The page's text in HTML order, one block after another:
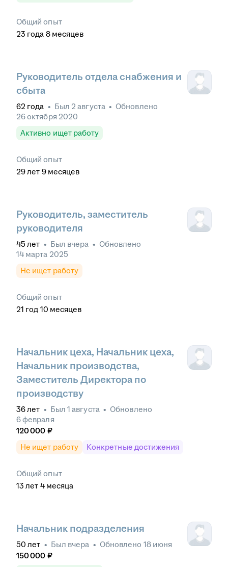
Общий опыт
23 года 8 месяцев
Руководитель отдела снабжения и
сбыта
62 года • Был 2 августа • Обновлено
26 октября 2020
Активно ищет работу
Общий опыт
29лет 9 месяцев
Руководитель, заместитель
руководителя
45 лет • Был вчера • Обновлено
14 марта 2025
Не ищет работу
Общий опыт
21 год 10 месяцев
Начальник цеха, Начальник цеха,
Начальник производства,
Заместитель Директора по
производству
36лет • Был 1 августа • Обновлено
6 февраля
120 000 ₽
Не ищет работу
Конкретные достижения
Общий опыт
13 лет 4 месяца
Начальник подразделения
50 лет • Был вчера • Обновлено 18 июня
150 000 ₽